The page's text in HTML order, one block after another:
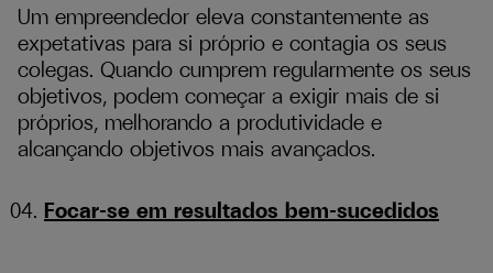
Um empreendedor eleva constantemente as
expetativas para si próprio e contagia os seus
colegas. Quando cumprem regularmente os seus
objetivos, podem começar a exigir mais de si
próprios, melhorando a produtividade e
alcançando objetivos mais avançados.
Focar-se em resultados bem-sucedidos